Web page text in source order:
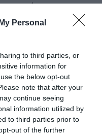
Personal
to third parties, or
information for
the below opt-out
note that after your
continue seeing
information utilized by
to third parties prior to
out of the further
σπάσει τον
μέχρι
τουΣτόλου
από
στη